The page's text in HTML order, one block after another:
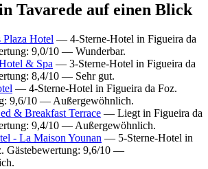
Tavarede auf einen Blick
Plaza Hotel — 4-Sterne-Hotel in Figueira da
9,0/10 — Wunderbar.
& Spa — 3-Sterne-Hotel in Figueira da
8,4/10 — Sehr gut.
— 4-Sterne-Hotel in Figueira da Foz.
9,6/10 — Außergewöhnlich.
& Breakfast Terrace — Liegt in Figueira da
9,4/10 — Außergewöhnlich.
- La Maison Younan — 5-Sterne-Hotel in
Gästebewertung: 9,6/10 —